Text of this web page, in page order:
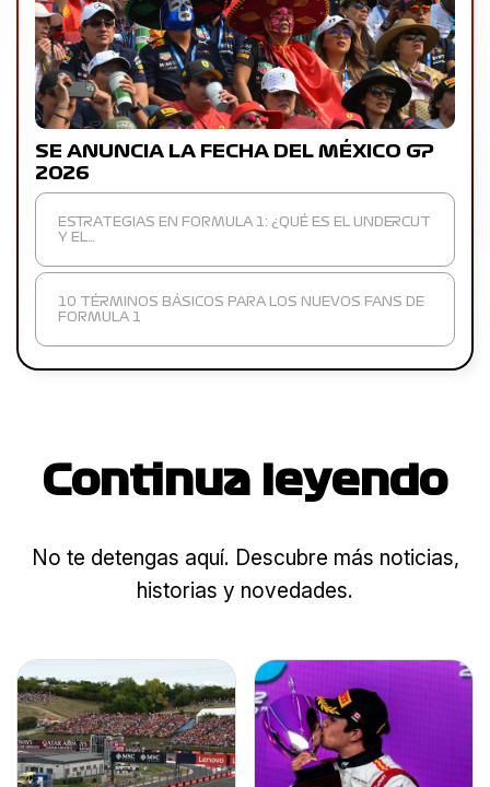
SE ANUNCIA LA FECHA DEL MÉXICO GP
2026
ESTRATEGIAS EN FORMULA 1: ¿QUÉ ES EL UNDERCUT
Y EL…
10 TÉRMINOS BÁSICOS PARA LOS NUEVOS FANS DE
FORMULA 1
Continua leyendo
No te detengas aquí. Descubre más noticias,
historias y novedades.